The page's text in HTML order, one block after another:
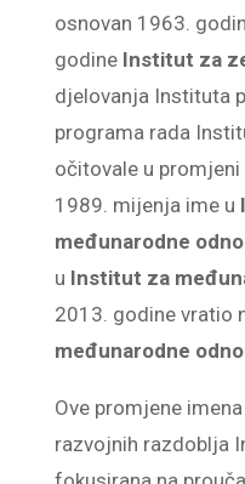
osnovan 1963.
godine Institut za
djelovanja Instituta
programa rada
očitovale u
1989. mijenja ime u
međunarodne
u Institut za
2013. godine vratio
međunarodne
Ove promjene
razvojnih razdoblja